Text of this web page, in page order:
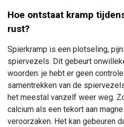
Hoe ontstaat kramp
rust?
Spierkramp is een plotseling,
spiervezels. Dit gebeurt
woorden: je hebt er geen
samentrekken van de
het meestal vanzelf weer weg.
calcium als een tekort aan
veroorzaken. Het kan gebeuren